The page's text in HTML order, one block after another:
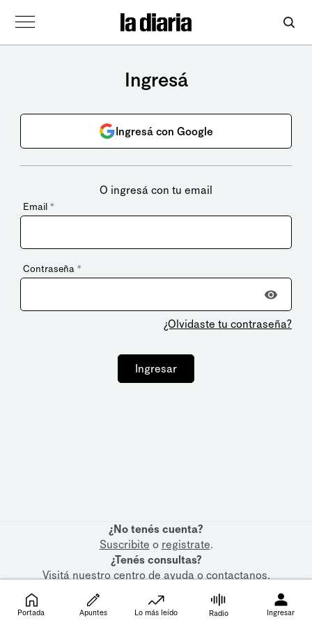
Ingresá
Ingresá con Google
O ingresá con tu email
Email *
Contraseña *
¿Olvidaste tu contraseña?
Ingresar
¿No tenés cuenta?
Suscribite o registrate.
¿Tenés consultas?
Visitá nuestrocentro de ayudaocontactanos.
Portada Apuntes Lo más leído Radio Ingresar